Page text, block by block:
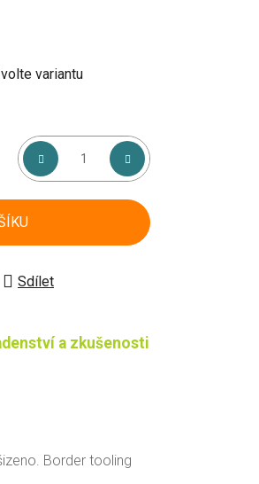
variantu
Sdílet
a zkušenosti
Border tooling